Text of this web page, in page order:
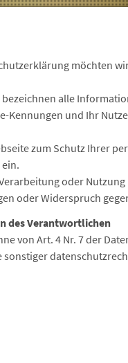
möchten
alle
Kennungen und Ihr
zum Schutz Ihrer
oder
oder Widerspruch
des Verantwortlichen
von Art. 4 Nr. 7 der
sonstiger